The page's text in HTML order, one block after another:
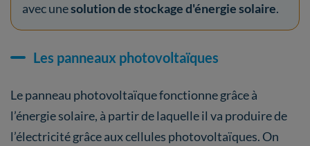
avec unesolution de stockage d'énergie solaire.
Les panneaux photovoltaïques
Le panneau photovoltaïque fonctionne grâce à
l’énergie solaire, à partir de laquelle il va produire de
l’électricité grâce aux cellules photovoltaïques. On